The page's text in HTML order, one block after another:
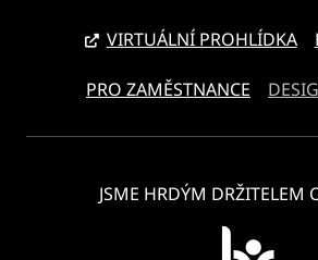
VIRTUÁLNÍ PROHLÍDKA
PRO ZAMĚSTNANCE
JSME HRDÝM DRŽITELEM